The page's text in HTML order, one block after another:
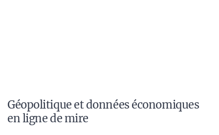
Géopolitique et données économiques
en ligne de mire